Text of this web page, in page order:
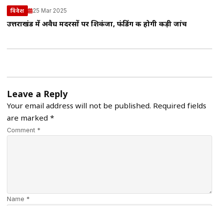
विदेश 25 Mar 2025
उत्तराखंड में अवैध मदरसों पर शिकंजा, फंडिंग की होगी कड़ी जांच
Leave a Reply
Your email address will not be published. Required fields
are marked *
Comment *
Name *